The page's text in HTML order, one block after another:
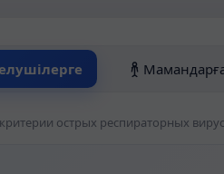
критерии